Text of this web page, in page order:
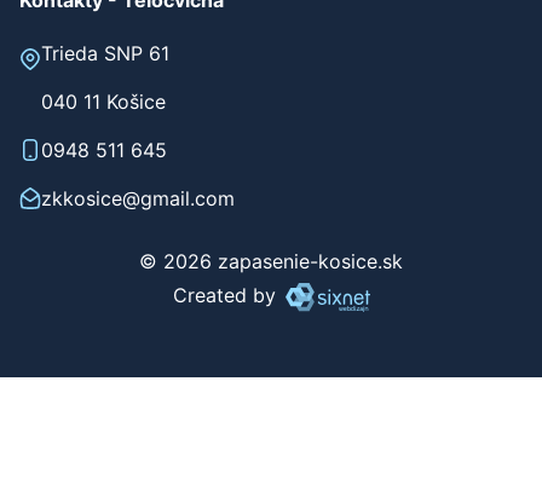
040 11 Košice
Kontakty - Telocvičňa
Trieda SNP 61
040 11 Košice
0948 511 645
zkkosice@gmail.com
© 2026 zapasenie-kosice.sk